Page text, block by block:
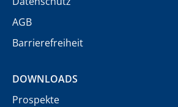
AGB
Barrierefreiheit
DOWNLOADS
Prospekte